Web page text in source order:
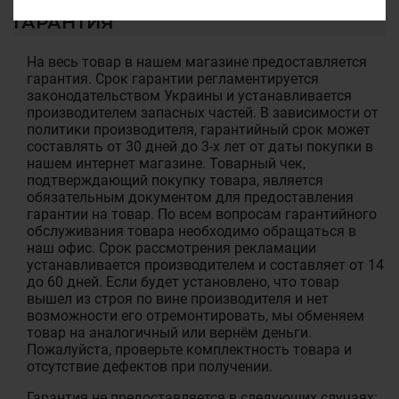
ГАРАНТИЯ
На весь товар в нашем магазине предоставляется
гарантия. Срок гарантии регламентируется
законодательством Украины и устанавливается
производителем запасных частей. В зависимости от
политики производителя, гарантийный срок может
составлять от 30 дней до 3-х лет от даты покупки в
нашем интернет магазине. Товарный чек,
подтверждающий покупку товара, является
обязательным документом для предоставления
гарантии на товар. По всем вопросам гарантийного
обслуживания товара необходимо обращаться в
наш офис. Срок рассмотрения рекламации
устанавливается производителем и составляет от 14
до 60 дней. Если будет установлено, что товар
вышел из строя по вине производителя и нет
возможности его отремонтировать, мы обменяем
товар на аналогичный или вернём деньги.
Пожалуйста, проверьте комплектность товара и
отсутствие дефектов при получении.